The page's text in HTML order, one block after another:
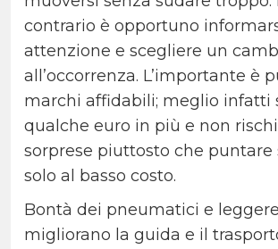
contrario è opportuno
attenzione e scegliere un
all’occorrenza. L’importante è
marchi affidabili; meglio infatti
qualche euro in più e non
sorprese piuttosto che puntare
solo al basso costo.
Bontà dei pneumatici e
migliorano la guida e il